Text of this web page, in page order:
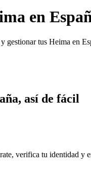
en
gestionar tus Heima en
así de fácil
verifica tu identidad y